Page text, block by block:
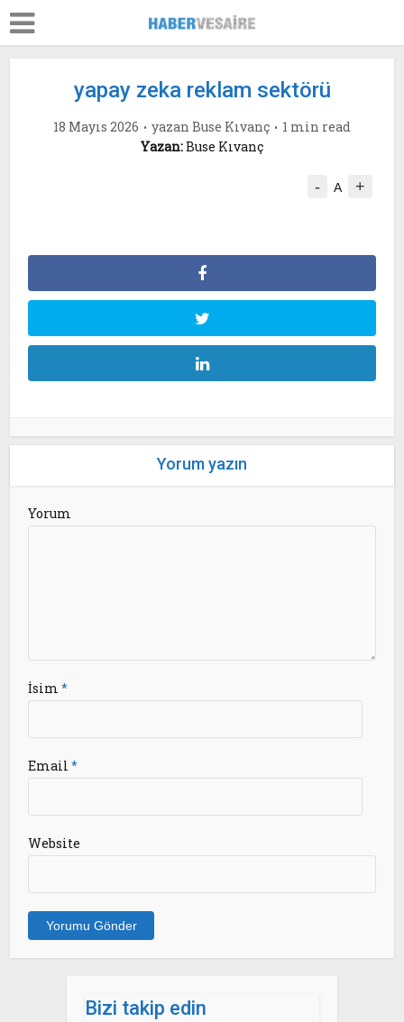
yapay zeka reklam sektörü
18 Mayıs 2026 yazan Buse Kıvanç
1 min read
Yazan:Buse Kıvanç
- A +
Yorum yazın
Yorum
İsim*
Email*
Website
Bizi takip edin